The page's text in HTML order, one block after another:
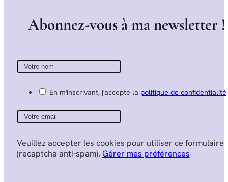
Abonnez-vous àmanewsletter !
En m'inscrivant, j'accepte la politique de confidentialité
Veuillez accepter les cookies pour utiliser ce formulaire
(recaptcha anti-spam). Gérer mes préférences